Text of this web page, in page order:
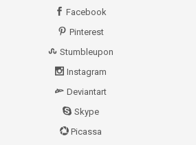
Facebook
Pinterest
Stumbleupon
Instagram
Deviantart
Skype
Picassa